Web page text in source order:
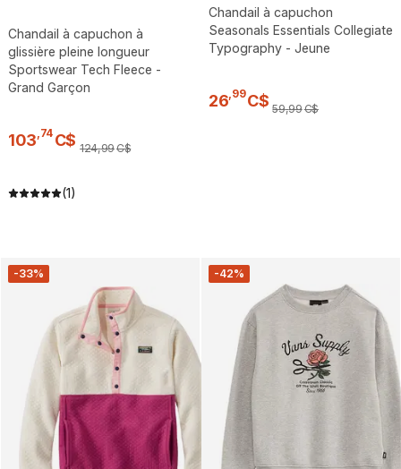
Chandail à capuchon à
glissière pleine longueur
Sportswear Tech Fleece -
Grand Garçon
103,74 C$ 124,99C$
(1)
Chandail à capuchon
Seasonals Essentials Collegiate
Typography - Jeune
26,99C$ 59,99C$
-33% -42%